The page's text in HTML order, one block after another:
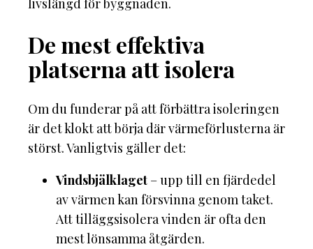
livslängd för byggnaden.
De mest effektiva
platserna att isolera
Om du funderar på att förbättra isoleringen
är det klokt att börja där värmeförlusterna är
störst. Vanligtvis gäller det:
Vindsbjälklaget – upp till en fjärdedel
av värmen kan försvinna genom taket.
Att tilläggsisolera vinden är ofta den
mest lönsamma åtgärden.